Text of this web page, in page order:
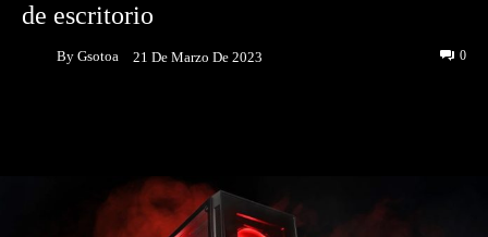
de escritorio
By Gsotoa 21 De Marzo De 2023 0